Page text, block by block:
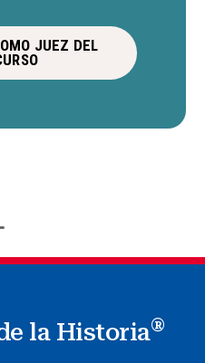
JUEZ DEL
la Historia®